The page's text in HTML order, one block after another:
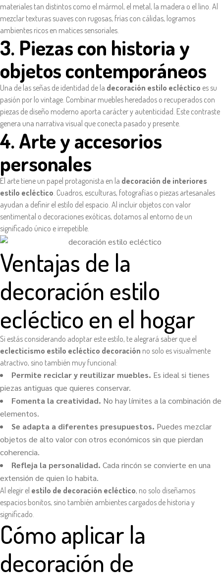
materiales tan distintos como el mármol, el metal, la madera o el lino. Al
mezclar texturas suaves con rugosas, frías con cálidas, logramos
ambientes ricos en matices sensoriales.
3. Piezas con historia y
objetos contemporáneos
Una de las señas de identidad de la decoración estilo ecléctico es su
pasión por lo vintage. Combinar muebles heredados o recuperados con
piezas de diseño moderno aporta carácter y autenticidad. Este contraste
genera una narrativa visual que conecta pasado y presente.
4. Arte y accesorios
personales
El arte tiene un papel protagonista en la decoración de interiores
estilo ecléctico. Cuadros, esculturas, fotografías o piezas artesanales
ayudan a definir el estilo del espacio. Al incluir objetos con valor
sentimental o decoraciones exóticas, dotamos al entorno de un
significado único e irrepetible.
Ventajas de la
decoración estilo
ecléctico en el hogar
Si estás considerando adoptar este estilo, te alegrará saber que el
eclecticismo estilo ecléctico decoración no solo es visualmente
atractivo, sino también muy funcional:
Permite reciclar y reutilizar muebles. Es ideal si tienes
piezas antiguas que quieres conservar.
Fomenta la creatividad. No hay límites a la combinación de
elementos.
Se adapta a diferentes presupuestos. Puedes mezclar
objetos de alto valor con otros económicos sin que pierdan
coherencia.
Refleja la personalidad. Cada rincón se convierte en una
extensión de quien lo habita.
Al elegir el estilo de decoración ecléctico, no solo diseñamos
espacios bonitos, sino también ambientes cargados de historia y
significado.
Cómo aplicar la
decoración de